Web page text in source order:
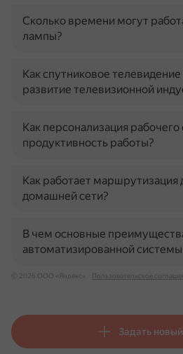
Сколько времени могут
лампы?
Как спутниковое
развитие телевизионной
Как персонализация рабочего
продуктивность работы?
Как работает маршрутизация
домашней сети?
В чем основные
автоматизированной системы
© 2026 ООО «Яндекс» Пользовательское
Задать